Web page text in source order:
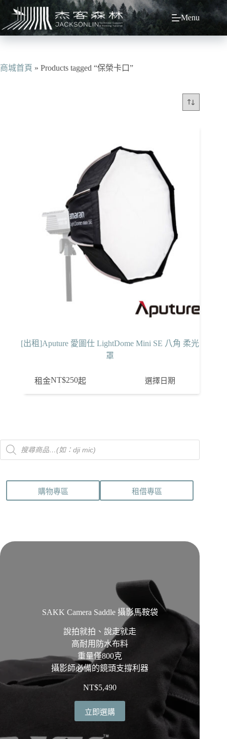
主
容
Menu
商城首頁 » Products tagged “保榮卡口”
[出租]Aputure 愛圖仕 LightDome Mini SE 八角 柔光
罩
租金NT$250起 選擇日期
Products
search
購物專區 租借專區
SAKK Camera Saddle 攝影馬鞍袋
說拍就拍、說走就走
高耐用防水布料
重量僅800克
攝影師必備的鏡頭支撐利器
NT$5,490
立即選購